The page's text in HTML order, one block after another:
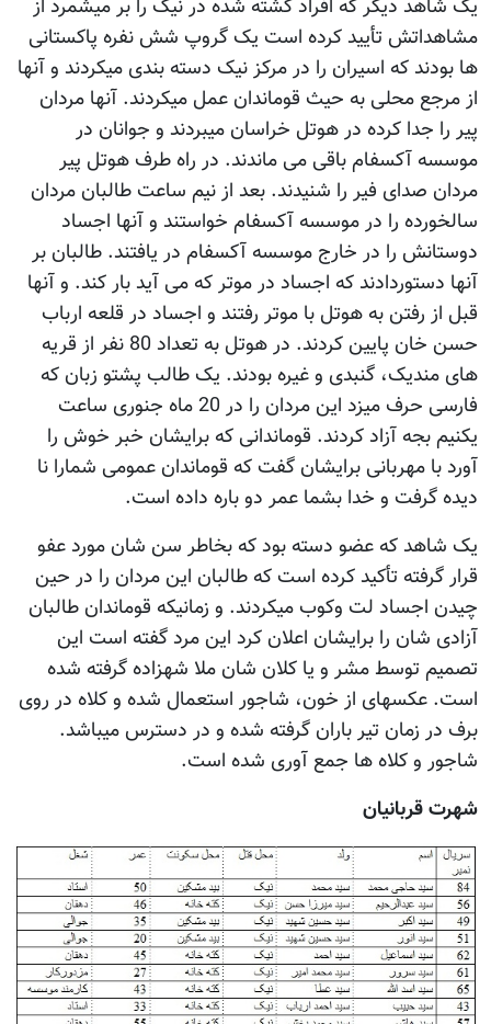
یک شاهد دیگر که افراد کشته شده در نیک را بر میشمرد از
مشاهداتش تأیید کرده است یک گروپ شش نفره پاکستانی
ها بودند که اسیران را در مرکز نیک دسته بندی میکردند و آنها
از مرجع محلی به حیث قوماندان عمل میکردند. آنها مردان
پیر را جدا کرده در هوتل خراسان میبردند و جوانان در
موسسه آکسفام باقی می ماندند. در راه طرف هوتل پیر
مردان صدای فیر را شنیدند. بعد از نیم ساعت طالبان مردان
سالخورده را در موسسه آکسفام خواستند و آنها اجساد
دوستانش را در خارج موسسه آکسفام در یافتند. طالبان بر
آنها دستوردادند که اجساد در موتر که می آید بار کند. و آنها
قبل از رفتن به هوتل با موتر رفتند و اجساد در قلعه ارباب
حسن خان پایین کردند. در هوتل به تعداد 80 نفر از قریه
های مندیک، گنبدی و غیره بودند. یک طالب پشتو زبان که
فارسی حرف میزد این مردان را در 20 ماه جنوری ساعت
یکنیم بجه آزاد کردند. قوماندانی که برایشان خبر خوش را
آورد با مهربانی برایشان گفت که قوماندان عمومی شمارا نا
دیده گرفت و خدا بشما عمر دو باره داده است.
یک شاهد که عضو دسته بود که بخاطر سن شان مورد عفو
قرار گرفته تأکید کرده است که طالبان این مردان را در حین
چیدن اجساد لت وکوب میکردند. و زمانیکه قوماندان طالبان
آزادی شان را برایشان اعلان کرد این مرد گفته است این
تصمیم توسط مشر و یا کلان شان ملا شهزاده گرفته شده
است. عکسهای از خون، شاجور استعمال شده و کلاه در روی
برف در زمان تیر باران گرفته شده و در دسترس میباشد.
شاجور و کلاه ها جمع آوری شده است.
شهرت قربانیان